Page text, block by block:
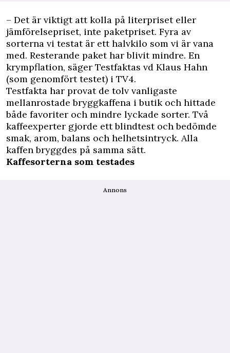
– Det är viktigt att kolla på literpriset eller
jämförelsepriset, inte paketpriset. Fyra av
sorterna vi testat är ett halvkilo som vi är vana
med. Resterande paket har blivit mindre. En
krympflation, säger Testfaktas vd Klaus Hahn
(som genomfört testet) i TV4.
Testfakta har provat de tolv vanligaste
mellanrostade bryggkaffena i butik och hittade
både favoriter och mindre lyckade sorter. Två
kaffeexperter gjorde ett blindtest och bedömde
smak, arom, balans och helhetsintryck. Alla
kaffen bryggdes på samma sätt.
Kaffesorterna som testades
Annons